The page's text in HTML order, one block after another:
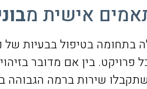
אישית מ
בתחומה בטיפול בבעיות של
פרויקט. בין אם מדובר
שירות ברמה הגבוהה